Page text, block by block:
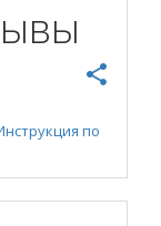
share
по